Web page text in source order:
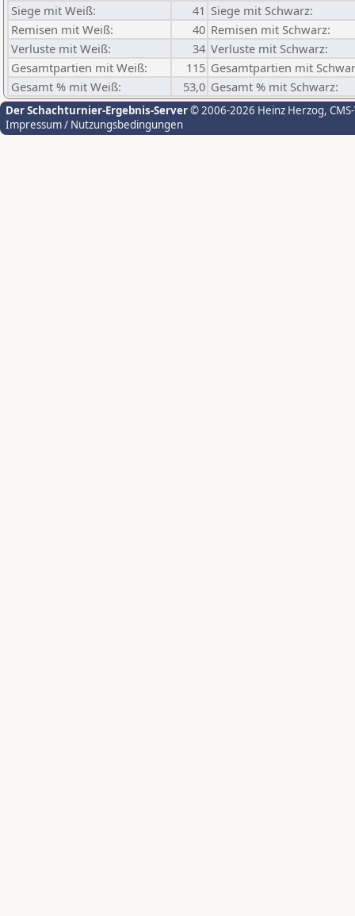
Siege mit Weiß:
41 Siege mit Schwarz:
Remisen mit Weiß:
40 Remisen mit Schwarz:
Verluste mit Weiß:
34 Verluste mit Schwarz:
Gesamtpartien mit Weiß:
115 Gesamtpartien mit
Gesamt % mit Weiß:
53,0 Gesamt % mit Schwarz:
Der Schachturnier-Ergebnis-Server© 2006-2026 Heinz Herzog,
Impressum / Nutzungsbedingungen